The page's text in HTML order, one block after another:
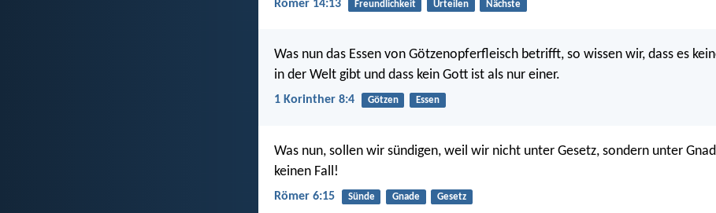
Römer 14:13 Freundlichkeit Urteilen Nächste
Was nun das Essen von Götzenopferfleisch betrifft, so wissen wir, dass es
in der Welt gibt und dass kein Gott ist als nur einer.
1 Korinther 8:4 Götzen Essen
Was nun, sollen wir sündigen, weil wir nicht unter Gesetz, sondern unter
keinen Fall!
Römer 6:15 Sünde Gnade Gesetz